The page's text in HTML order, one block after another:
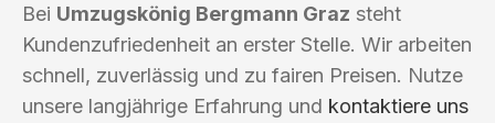
Bei Umzugskönig Bergmann Graz steht
Kundenzufriedenheit an erster Stelle. Wir arbeiten
schnell, zuverlässig und zu fairen Preisen. Nutze
unsere langjährige Erfahrung und kontaktiere uns